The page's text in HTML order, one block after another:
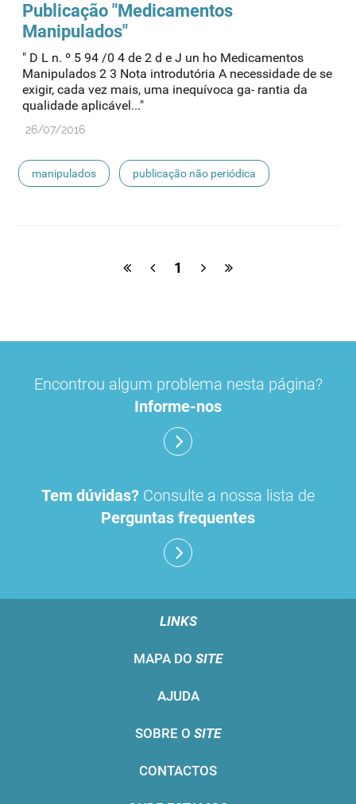
Publicação "Medicamentos
Manipulados"
" D L n. º 5 94 /0 4 de 2 d e J un ho Medicamentos
Manipulados 2 3 Nota introdutória A necessidade de se
exigir, cada vez mais, uma inequívoca ga- rantia da
qualidade aplicável..."
26/07/2016
manipulados publicação não periódica
1
Encontrou algum problema nesta página?
Informe-nos
Tem dúvidas? Consulte a nossa lista de
Perguntas frequentes
LINKS
MAPA DO SITE
AJUDA
SOBRE O SITE
CONTACTOS